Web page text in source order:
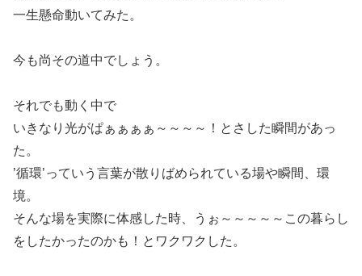
一生懸命動いてみた。
今も尚その道中でしょう。
それでも動く中で
いきなり光がぱぁぁぁぁ～～～～！とさした瞬間があっ
た。
’循環’っていう言葉が散りばめられている場や瞬間、環
境。
そんな場を実際に体感した時、うぉ～～～～～この暮らし
をしたかったのかも！とワクワクした。